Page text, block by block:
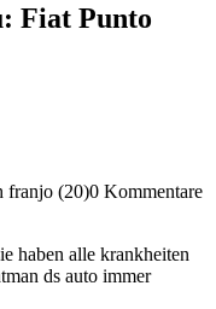
Fiat Punto
franjo (20)0 Kommentare
haben alle krankheiten
ds auto immer